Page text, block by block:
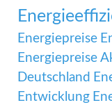
Energiepreise
Energiepreise
Deutschland
Entwicklung